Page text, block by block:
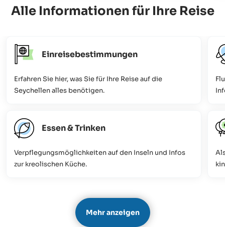
Alle Informationen für Ihre Reise
Einreisebestimmungen
Erfahren Sie hier, was Sie für Ihre Reise auf die
Seychellen alles benötigen.
Essen & Trinken
Verpflegungsmöglichkeiten auf den Inseln und Infos
zur kreolischen Küche.
Mehr anzeigen